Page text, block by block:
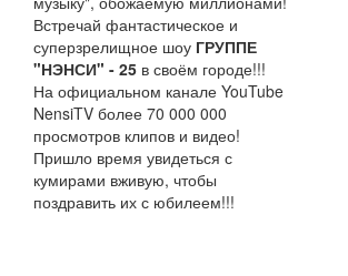
Встречай фантастическое и
суперзрелищное шоу ГРУППЕ
"НЭНСИ" - 25 в своём городе!!!
На официальном канале YouTube
NensiTV более 70 000 000
просмотров клипов и видео!
Пришло время увидеться с
кумирами вживую, чтобы
поздравить их с юбилеем!!!